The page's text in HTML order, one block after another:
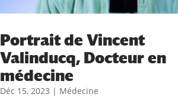
Portrait de Vincent
Valinducq, Docteur en
médecine
Déc 15, 2023 | Médecine